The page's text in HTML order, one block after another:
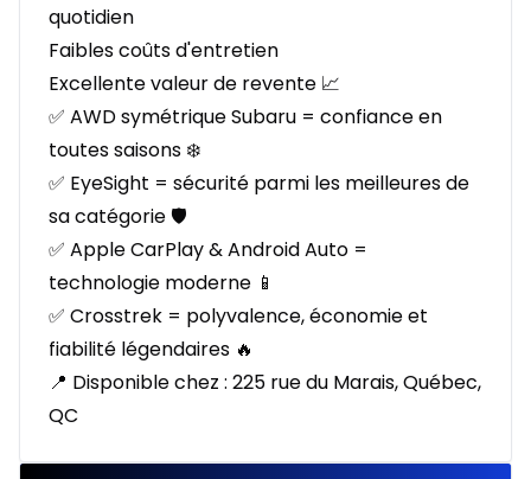
quotidien
Faibles coûts d'entretien
Excellente valeur de revente 📈
✅ AWD symétrique Subaru = confiance en
toutes saisons ❄️
✅ EyeSight = sécurité parmi les meilleures de
sa catégorie 🛡️
✅ Apple CarPlay & Android Auto =
technologie moderne 📱
✅ Crosstrek = polyvalence, économie et
fiabilité légendaires 🔥
📍 Disponible chez : 225 rue du Marais, Québec,
QC